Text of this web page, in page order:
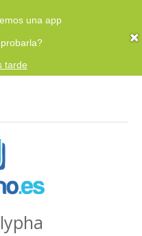
una app
tarde